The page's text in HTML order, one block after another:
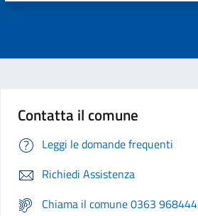
Contatta il comune
Leggi le domande frequenti
Richiedi Assistenza
Chiama il comune 0363 968444